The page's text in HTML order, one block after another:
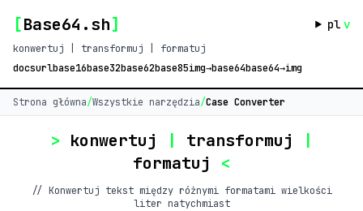
[Base64.sh] pl v
konwertuj | transformuj | formatuj
docsurlbase16base32base62base85img→base64base64→img
Strona główna/Wszystkie narzędzia/Case Converter
> konwertuj | transformuj
|
formatuj <
// Konwertuj tekst między różnymi formatami wielkości
liter natychmiast